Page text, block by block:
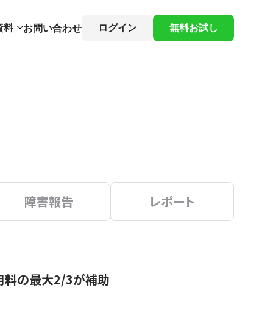
料 お問い合わせ ログイン 無料お試し
障害報告 レポート
料の最大2/3が補助